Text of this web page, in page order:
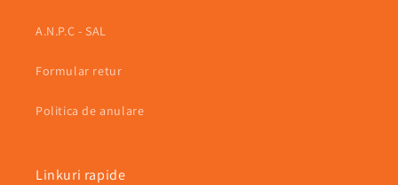
A.N.P.C - SAL
Formular retur
Politica de anulare
Linkuri rapide